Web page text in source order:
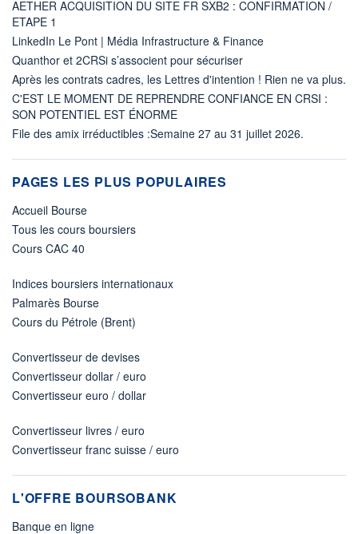
AETHER ACQUISITION DU SITE FR SXB2 : CONFIRMATION /
ETAPE 1
LinkedIn Le Pont | Média Infrastructure & Finance
Quanthor et 2CRSi s’associent pour sécuriser
Après les contrats cadres, les Lettres d'intention ! Rien ne va plus.
C'EST LE MOMENT DE REPRENDRE CONFIANCE EN CRSI :
SON POTENTIEL EST ÉNORME
File des amix irréductibles :Semaine 27 au 31 juillet 2026.
PAGES LES PLUS POPULAIRES
Accueil Bourse
Tous les cours boursiers
Cours CAC 40
Indices boursiers internationaux
Palmarès Bourse
Cours du Pétrole (Brent)
Convertisseur de devises
Convertisseur dollar / euro
Convertisseur euro / dollar
Convertisseur livres / euro
Convertisseur franc suisse / euro
L'OFFRE BOURSOBANK
Banque en ligne